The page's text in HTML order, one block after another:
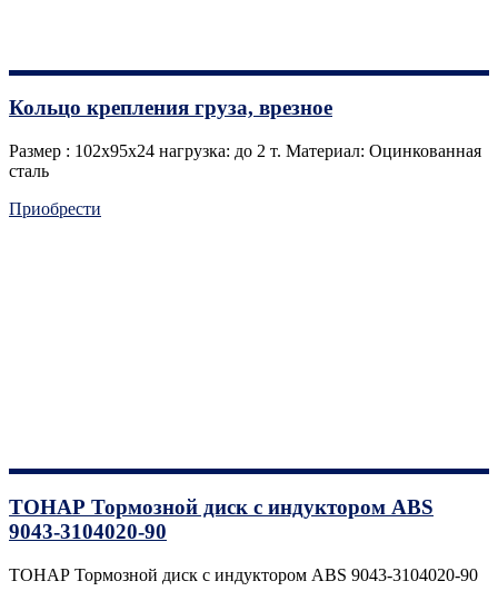
Кольцо крепления груза, врезное
Размер : 102х95х24 нагрузка: до 2 т. Материал: Оцинкованная
сталь
Приобрести
ТОНАР Тормозной диск с индуктором ABS
9043-3104020-90
ТОНАР Тормозной диск с индуктором ABS 9043-3104020-90